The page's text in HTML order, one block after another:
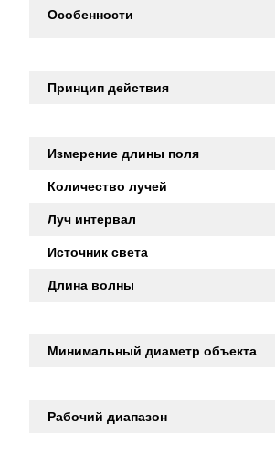
Особенности
Принцип действия
Измерение длины поля
Количество лучей
Луч интервал
Источник света
Длина волны
Минимальный диаметр объекта
Рабочий диапазон